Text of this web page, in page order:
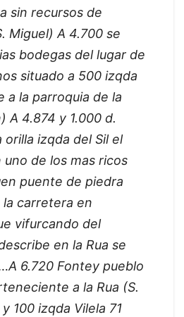
sin recursos de
Miguel) A 4.700 se
bodegas del lugar de
situado a 500 izqda
la parroquia de la
A 4.874 y 1.000 d.
orilla izqda del Sil el
de los mas ricos
puente de piedra
la carretera en
vifurcando del
en la Rua se
A 6.720 Fontey pueblo
a la Rua (S.
100 izqda Vilela 71